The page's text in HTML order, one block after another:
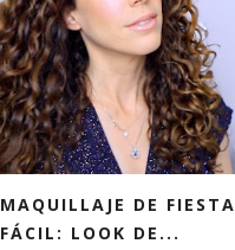
MAQUILLAJE DE FIESTA
FÁCIL: LOOK DE...